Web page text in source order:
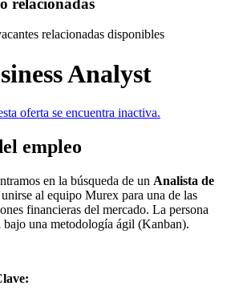
relacionadas disponibles
Analyst
oferta se encuentra inactiva.
empleo
en la búsqueda de un Analista de
al equipo Murex para una de las
financieras del mercado. La persona
bajo una metodología ágil (Kanban).